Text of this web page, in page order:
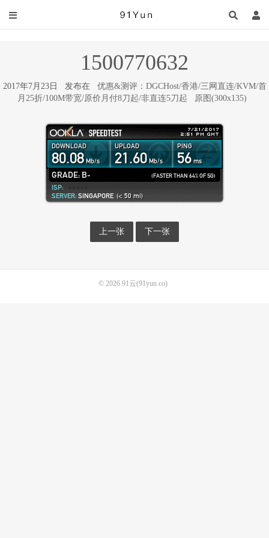
1500770632
2017年7月23日 发布在 优惠&测评：DGCHost/香港/三网直连/KVM/首
月25折/100M带宽/原价月付8刀起/非直连5刀起
原图(300x135)
上一张 下一张
© 2026 91云(91yun.co)